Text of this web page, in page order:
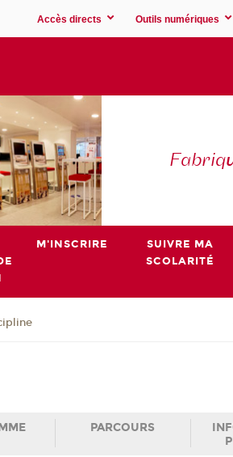
Accès directs Outils numériques
Fabriq
M'INSCRIRE
SUIVRE MA
SCOLARITÉ
PARCOURS